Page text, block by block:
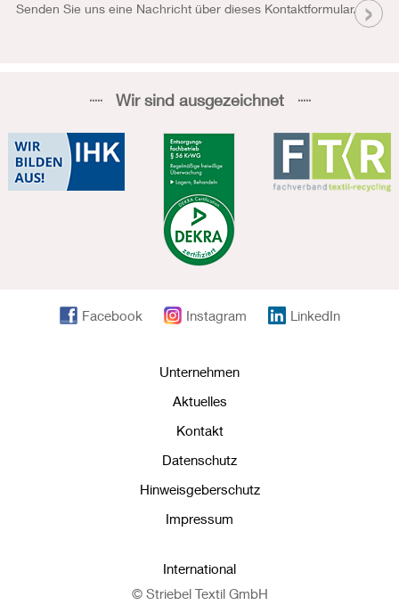
Senden Sie uns eine Nachricht über dieses Kontaktformular.
Wir sind ausgezeichnet
Facebook Instagram LinkedIn
Unternehmen
Aktuelles
Kontakt
Datenschutz
Hinweisgeberschutz
Impressum
International
© Striebel Textil GmbH